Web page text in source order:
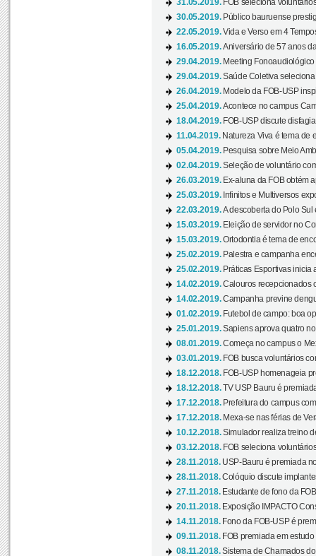
31.05.2019. FOB seleciona
30.05.2019. Público bauruense
22.05.2019.Vida e Verso em 4
16.05.2019.Aniversário de 57 anos
29.04.2019. Meeting
29.04.2019.Saúde Coletiva
26.04.2019. Modelo da FOB-USP
25.04.2019.Acontece no campus
18.04.2019. FOB-USP discute
11.04.2019. Natureza Viva é tema de
05.04.2019. Pesquisa sobre Meio
02.04.2019.Seleção de voluntário
26.03.2019. Ex-aluna da FOB obtém
25.03.2019. Infinitos e Multiversos
22.03.2019.A descoberta do Polo Sul
15.03.2019. Eleição de servidor no
15.03.2019.Ortodontia é tema de
25.02.2019. Palestra e campanha
25.02.2019. Práticas Esportivas inicia
14.02.2019.Calouros recepcionados
14.02.2019.Campanha previne
01.02.2019. Futebol de campo: boa
25.01.2019.Sapiens aprova quatro
08.01.2019.Começa no campus o
03.01.2019. FOB busca voluntários
18.12.2018. FOB-USP homenageia
18.12.2018.TV USP Bauru é
17.12.2018. Prefeitura do campus
17.12.2018. Mexa-se nas férias de
10.12.2018.Simulador realiza treino
03.12.2018. FOB seleciona
28.11.2018. USP-Bauru é premiada
28.11.2018.Colóquio discute
27.11.2018. Estudante de fono da
20.11.2018. Exposição IMPACTO
14.11.2018. Fono da FOB-USP é
09.11.2018. FOB premiada em estudo
08.11.2018.Sistema de Chamados